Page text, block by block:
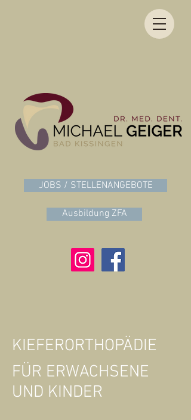
JOBS / STELLENANGEBOTE
Ausbildung ZFA
KIEFERORTHOPÄDIE
FÜR ERWACHSENE
UND KINDER